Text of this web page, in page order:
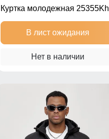
Куртка молодежная 25355Kh
В лист ожидания
Нет в наличии